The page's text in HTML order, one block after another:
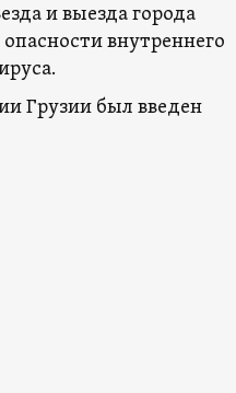
и выезда города
внутреннего
Грузии был введен